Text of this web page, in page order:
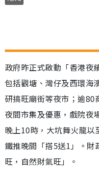
政府昨正式啟動「香港夜
包括觀塘、灣仔及西環海
研搞旺廟街等夜市；逾80
夜間市集及優惠，戲院夜
晚上10時，大坑舞火龍以
鐵推晚間「搭5送1」。財
旺，自然財氣旺」。